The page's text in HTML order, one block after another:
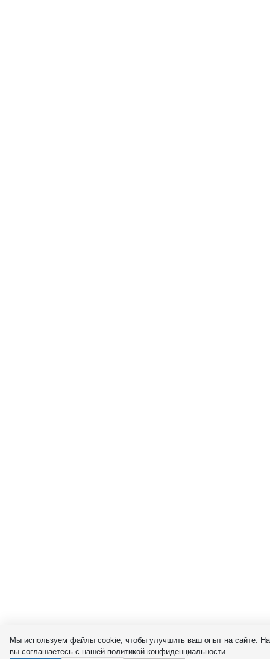
Мы используем файлы cookie, чтобы улучшить ваш опыт на сайте.
вы соглашаетесь с нашей политикой конфиденциальности.